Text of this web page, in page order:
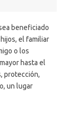
beneficiado
el familiar
o los
hasta el
protección,
un lugar